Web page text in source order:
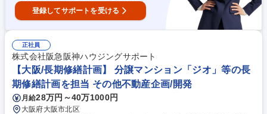
登録してサポートを受ける
正社員
株式会社阪急阪神ハウジングサポート
【大阪/長期修繕計画】 分譲マンション「ジオ」等の長
期修繕計画を担当 その他不動産企画/開発
月給28万円～40万1000円
大阪府大阪市北区